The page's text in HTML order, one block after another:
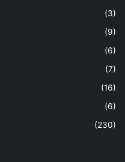
(3)
(9)
(6)
(7)
(16)
(6)
(230)